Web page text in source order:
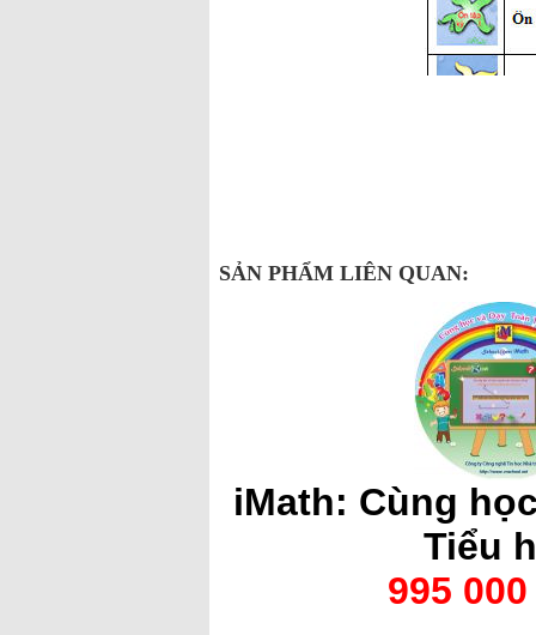
SẢN PHẨM LIÊN QUAN:
iMath: Cùng
Tiểu
995